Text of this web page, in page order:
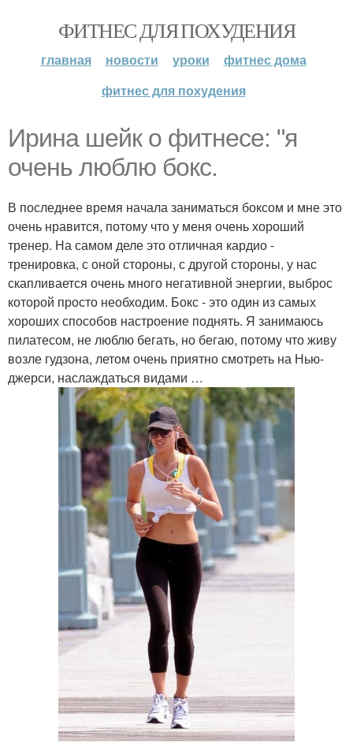
ФИТНЕС ДЛЯ ПОХУДЕНИЯ
главная новости уроки
фитнес дома
фитнес для похудения
Ирина шейк о фитнесе: "я
очень люблю бокс.
В последнее время начала заниматься боксом и мне это
очень нравится, потому что у меня очень хороший
тренер. На самом деле это отличная кардио -
тренировка, с оной стороны, с другой стороны, у нас
скапливается очень много негативной энергии, выброс
которой просто необходим. Бокс - это один из самых
хороших способов настроение поднять. Я занимаюсь
пилатесом, не люблю бегать, но бегаю, потому что живу
возле гудзона, летом очень приятно смотреть на Нью-
джерси, наслаждаться видами …